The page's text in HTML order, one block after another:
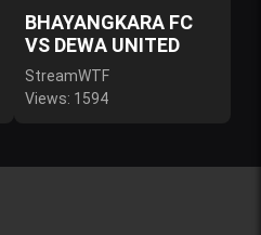
BHAYANGKARA FC
VS DEWA UNITED
StreamWTF
Views: 1594